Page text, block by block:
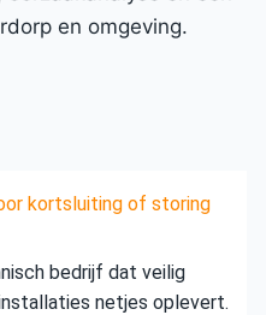
en omgeving.
kortsluiting of storing
bedrijf dat veilig
netjes oplevert.